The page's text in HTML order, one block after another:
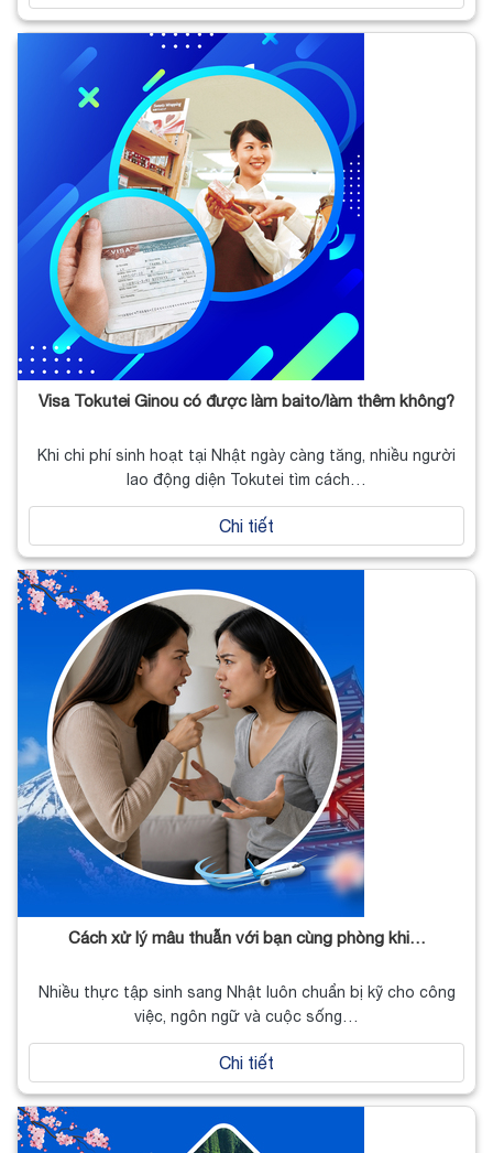
Visa Tokutei Ginou có được làm baito/làm thêm không?
Khi chi phí sinh hoạt tại Nhật ngày càng tăng, nhiều người
lao động diện Tokutei tìm cách…
Chi tiết
Cách xử lý mâu thuẫn với bạn cùng phòng khi…
Nhiều thực tập sinh sang Nhật luôn chuẩn bị kỹ cho công
việc, ngôn ngữ và cuộc sống…
Chi tiết